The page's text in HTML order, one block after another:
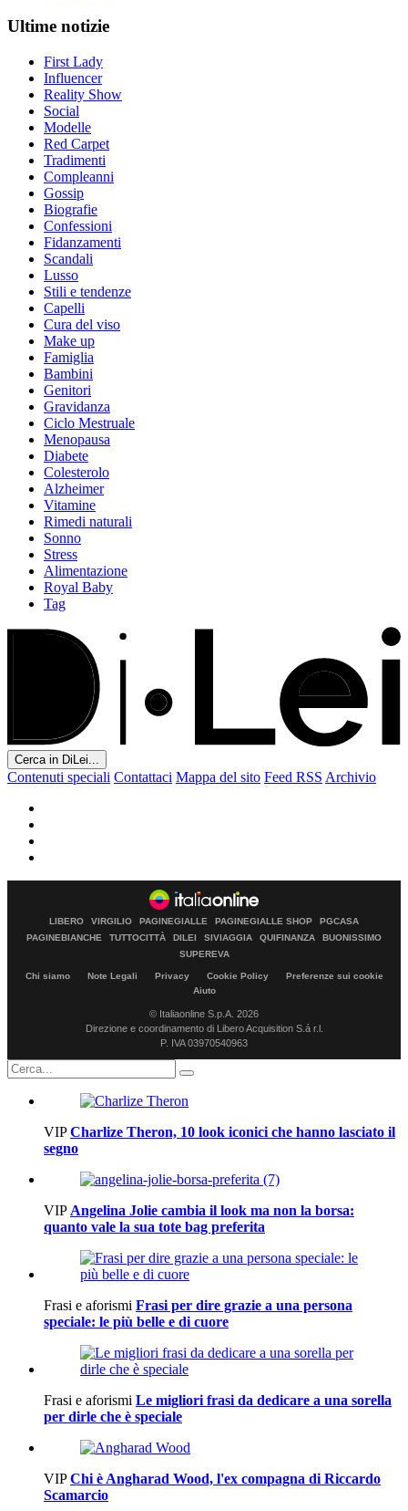
Ultime notizie
First Lady
Influencer
Reality Show
Social
Modelle
Red Carpet
Tradimenti
Compleanni
Gossip
Biografie
Confessioni
Fidanzamenti
Scandali
Lusso
Stili e tendenze
Capelli
Cura del viso
Make up
Famiglia
Bambini
Genitori
Gravidanza
Ciclo Mestruale
Menopausa
Diabete
Colesterolo
Alzheimer
Vitamine
Rimedi naturali
Sonno
Stress
Alimentazione
Royal Baby
Tag
Cerca in DiLei...
Contenuti speciali Contattaci Mappa del sito Feed RSS Archivio
LIBERO VIRGILIO PAGINEGIALLE PAGINEGIALLE SHOP
PGCASA
PAGINEBIANCHE
TUTTOCITTÀ DILEI SIVIAGGIA QUIFINANZA
BUONISSIMO
SUPEREVA
Chi siamo Note Legali Privacy Cookie Policy
Preferenze sui cookie
Aiuto
© Italiaonline S.p.A. 2026
Direzione e coordinamento di Libero Acquisition S.á r.l.
P. IVA 03970540963
VIP Charlize Theron, 10 look iconici che hanno lasciato il
segno
VIP Angelina Jolie cambia il look ma non la borsa:
quanto vale la sua tote bag preferita
Frasi e aforismi Frasi per dire grazie a una persona
speciale: le più belle e di cuore
Frasi e aforismi Le migliori frasi da dedicare a una sorella
per dirle che è speciale
VIP Chi è Angharad Wood, l'ex compagna di Riccardo
Scamarcio